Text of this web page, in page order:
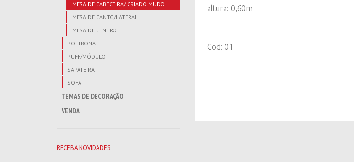
MESA DE CABECEIRA/ CRIADO MUDO
MESA DE CANTO/LATERAL
MESA DE CENTRO
POLTRONA
PUFF/MÓDULO
SAPATEIRA
SOFÁ
TEMAS DE DECORAÇÃO
VENDA
RECEBA NOVIDADES
altura: 0,60m
Cod: 01